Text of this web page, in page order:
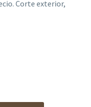
Corte exterior,